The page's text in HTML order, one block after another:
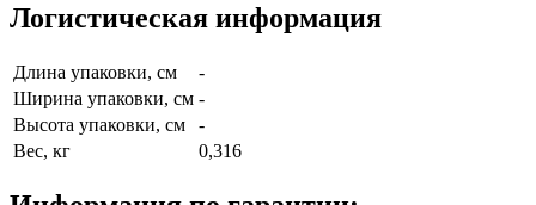
Логистическая информация
Длина упаковки, см
-
Ширина упаковки, см -
Высота упаковки, см
-
Вес, кг
0,316